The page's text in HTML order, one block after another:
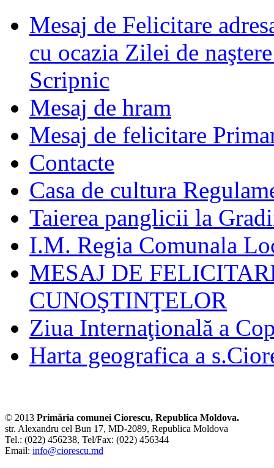
Mesaj de Felicitare
cu ocazia Zilei de
Scripnic
Mesaj de hram
Mesaj de felicitare
Contacte
Casa de cultura
Taierea panglicii la
I.M. Regia Comunala
MESAJ DE
CUNOŞTINŢELOR
Ziua Internaţională a
Harta geografica a
© 2013 Primăria comunei Ciorescu, Republica Moldova.
str. Alexandru cel Bun 17, MD-2089, Republica Moldova
Tel.: (022) 456238, Tel/Fax: (022) 456344
Email: info@ciorescu.md